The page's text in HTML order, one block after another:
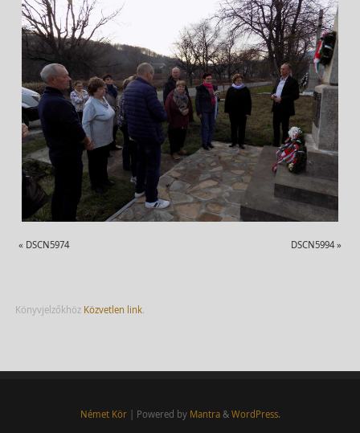
« DSCN5974 DSCN5994»
Könyvjelzőkhöz Közvetlen link.
Német Kör| Powered by Mantra& WordPress.